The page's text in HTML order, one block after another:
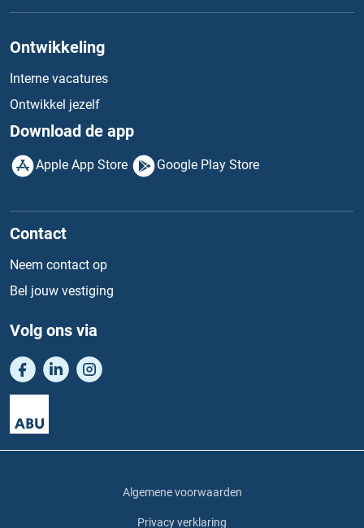
Ontwikkeling
Interne vacatures
Ontwikkel jezelf
Download de app
Apple App Store Google Play Store
Contact
Neem contact op
Bel jouw vestiging
Volg ons via
Algemene voorwaarden
Privacy verklaring